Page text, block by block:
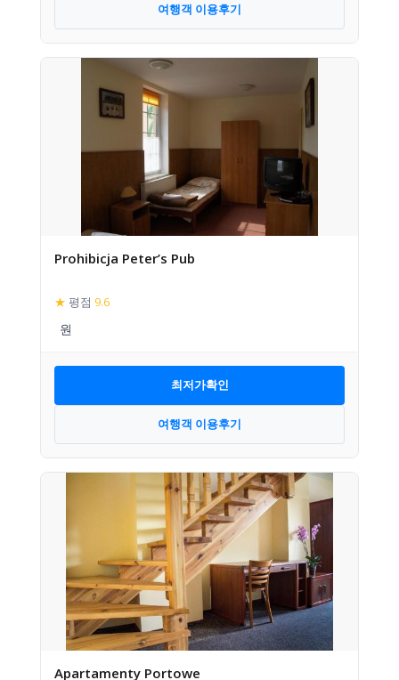
여행객 이용후기
Prohibicja Peter’s Pub
★ 평점 9.6
최저가확인
여행객 이용후기
Apartamenty Portowe